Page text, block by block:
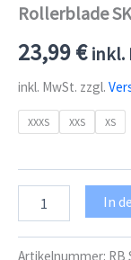
Rollerblade
23,99€ inkl.
inkl. MwSt. zzgl.
XXXS XXS XS
SKATE
JUNIOR
In
Artikelnummer: RB